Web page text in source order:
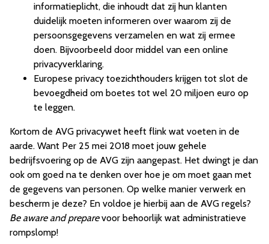
informatieplicht, die inhoudt dat zij hun klanten
duidelijk moeten informeren over waarom zij de
persoonsgegevens verzamelen en wat zij ermee
doen. Bijvoorbeeld door middel van een online
privacyverklaring.
Europese privacy toezichthouders krijgen tot slot de
bevoegdheid om boetes tot wel 20 miljoen euro op
te leggen.
Kortom de AVG privacywet heeft flink wat voeten in de
aarde. Want Per 25 mei 2018 moet jouw gehele
bedrijfsvoering op de AVG zijn aangepast. Het dwingt je dan
ook om goed na te denken over hoe je om moet gaan met
de gegevens van personen. Op welke manier verwerk en
bescherm je deze? En voldoe je hierbij aan de AVG regels?
Be aware and preparevoor behoorlijk wat administratieve
rompslomp!